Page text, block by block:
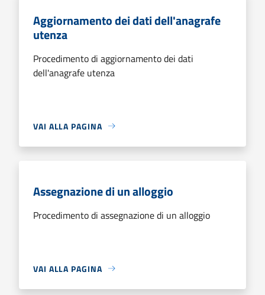
Aggiornamento dei dati dell'anagrafe
utenza
Procedimento di aggiornamento dei dati
dell'anagrafe utenza
VAI ALLA PAGINA
Assegnazione di un alloggio
Procedimento di assegnazione di un alloggio
VAI ALLA PAGINA